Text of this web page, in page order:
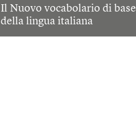
Il Nuovo vocabolario di base
della lingua italiana